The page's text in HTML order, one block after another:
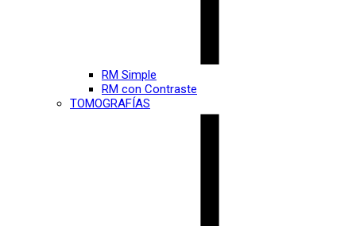
RM Simple
RM con Contraste
TOMOGRAFÍAS